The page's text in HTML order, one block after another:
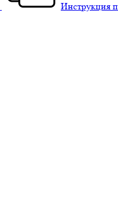
Инструкция